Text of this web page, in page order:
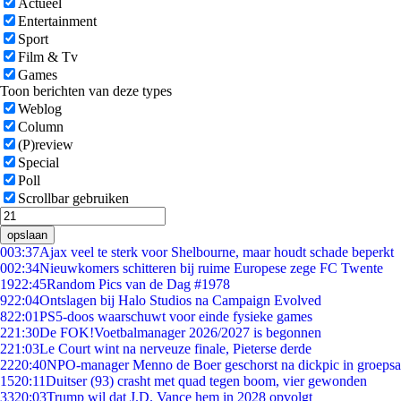
Actueel
Entertainment
Sport
Film & Tv
Games
Toon berichten van deze types
Weblog
Column
(P)review
Special
Poll
Scrollbar gebruiken
opslaan
003:37Ajax veel te sterk voor Shelbourne, maar houdt schade beperkt
002:34Nieuwkomers schitteren bij ruime Europese zege FC Twente
1922:45Random Pics van de Dag #1978
922:04Ontslagen bij Halo Studios na Campaign Evolved
822:01PS5-doos waarschuwt voor einde fysieke games
221:30De FOK!Voetbalmanager 2026/2027 is begonnen
221:03Le Court wint na nerveuze finale, Pieterse derde
2220:40NPO-manager Menno de Boer geschorst na dickpic in
1520:11Duitser (93) crasht met quad tegen boom, vier gewonden
3320:03Trump wil dat J.D. Vance hem in 2028 opvolgt